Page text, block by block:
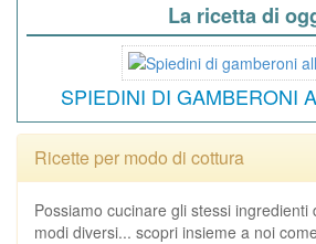
La ricetta di
SPIEDINI DI GAMBERONI
Ricette per modo di cottura
Possiamo cucinare gli stessi ingredienti
modi diversi... scopri insieme a noi